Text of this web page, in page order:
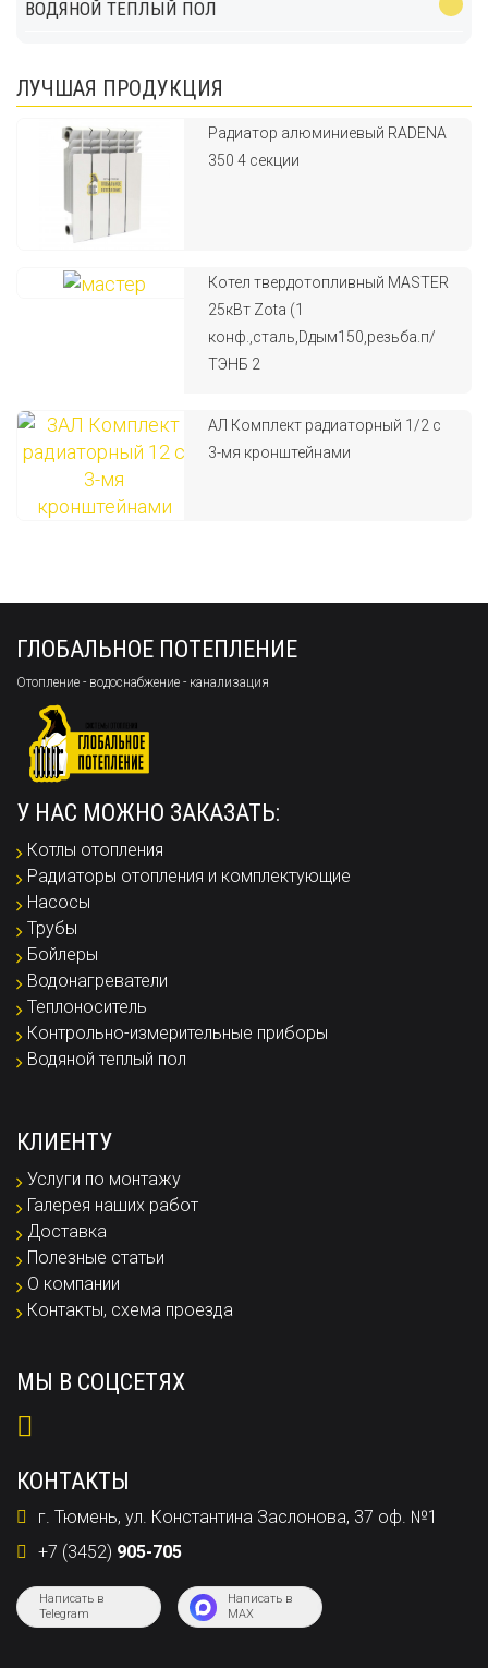
ВОДЯНОЙ ТЕПЛЫЙ ПОЛ
ЛУЧШАЯ ПРОДУКЦИЯ
Радиатор алюминиевый RADENA
350 4 секции
Котел твердотопливный MASTER
25кВт Zota (1
конф.,сталь,Dдым150,резьба.п/
ТЭНБ 2
АЛ Комплект радиаторный 1/2 с
3-мя кронштейнами
ГЛОБАЛЬНОЕ ПОТЕПЛЕНИЕ
Отопление - водоснабжение - канализация
У НАС МОЖНО ЗАКАЗАТЬ:
Котлы отопления
Радиаторы отопления и комплектующие
Насосы
Трубы
Бойлеры
Водонагреватели
Теплоноситель
Контрольно-измерительные приборы
Водяной теплый пол
КЛИЕНТУ
Услуги по монтажу
Галерея наших работ
Доставка
Полезные статьи
О компании
Контакты, схема проезда
МЫ В СОЦСЕТЯХ
КОНТАКТЫ
г. Тюмень, ул. Константина Заслонова, 37 оф. №1
+7 (3452) 905-705
Написать в
Telegram
Написать в
MAX